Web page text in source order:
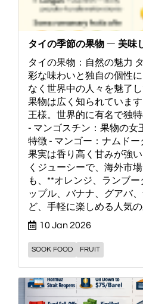
タイの季節の果物 ― 美味
タイの果物：自然の魅力
彩な味わいと独自の個性
なく世界中の人々を魅了
果物は広く知られていま
王様。世界的に有名で独
- マンゴスチン：果物の女
特徴 - マンゴー：ナムド
果実は香り高く甘みが強
くジューシーで、海外市
も、**オレンジ、ランブ
ップル、バナナ、グアバ
ど、手軽に楽しめる人気
10 Jan 2026
SOOK FOOD FRUIT